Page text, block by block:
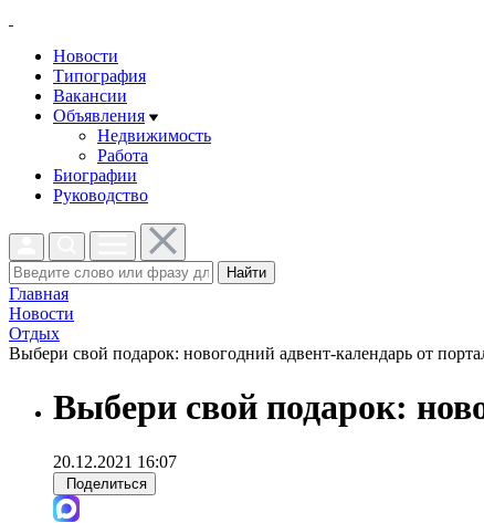
Новости
Типография
Вакансии
Объявления
Недвижимость
Работа
Биографии
Руководство
Найти
Главная
Новости
Отдых
Выбери свой подарок: новогодний адвент-календарь от
Выбери свой подарок:
20.12.2021 16:07
Поделиться